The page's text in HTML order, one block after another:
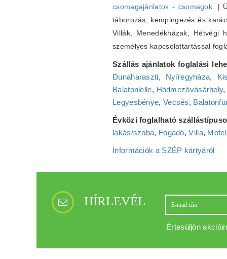
csomagajánlatok - csomagok. |
táborozás, kempingezés és
Villák, Menedékházak, Hétvégi
személyes kapcsolattartással
Szállás ajánlatok foglalási
Dunaharaszti, Nyíregyháza,
Balatonlelle, Hódmezővásárhely
Legyesbénye, Vecsés,
Évközi foglalható
lakás/szoba, Fogadó,Villa, Motel
Információk a SZÉP kártyáról
HÍRLEVÉL
Értesüljön